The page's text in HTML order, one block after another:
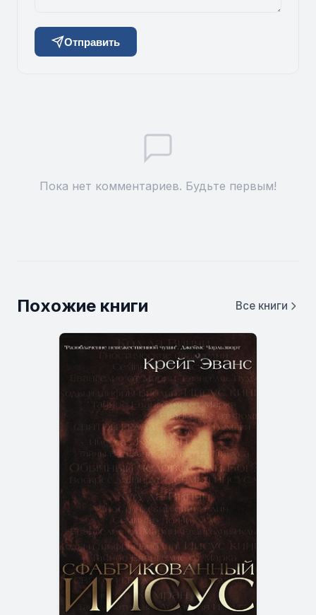
Отправить
Пока нет комментариев. Будьте первым!
Похожие книги Все книги